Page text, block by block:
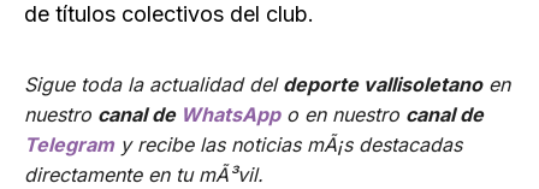
de títulos colectivos del club.
Sigue toda la actualidad del deporte vallisoletanoen
nuestro canal de WhatsAppo en nuestro canal de
Telegramy recibe las noticias mÃ¡s destacadas
directamente en tu mÃ³vil.